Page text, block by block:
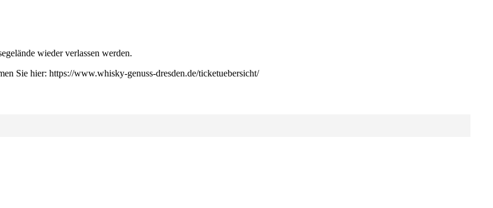
wieder verlassen werden.
Sie hier: https://www.whisky-genuss-dresden.de/ticketuebersicht/